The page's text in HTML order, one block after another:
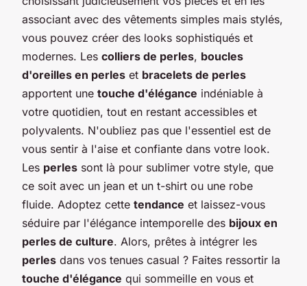
associant avec des vêtements simples mais stylés,
vous pouvez créer des looks sophistiqués et
modernes. Les colliers de perles, boucles
d'oreilles en perles et bracelets de perles
apportent une touche d'élégance indéniable à
votre quotidien, tout en restant accessibles et
polyvalents. N'oubliez pas que l'essentiel est de
vous sentir à l'aise et confiante dans votre look.
Les perles sont là pour sublimer votre style, que
ce soit avec un jean et un t-shirt ou une robe
fluide. Adoptez cette tendance et laissez-vous
séduire par l'élégance intemporelle des bijoux en
perles de culture. Alors, prêtes à intégrer les
perles dans vos tenues casual ? Faites ressortir la
touche d'élégance qui sommeille en vous et